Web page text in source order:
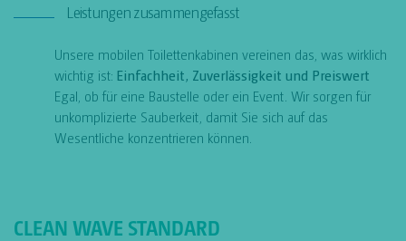
Leistungen zusammengefasst
Unsere mobilen Toilettenkabinen vereinen das, was wirklich
wichtig ist: Einfachheit, Zuverlässigkeit und Preiswert
Egal, ob für eine Baustelle oder ein Event. Wir sorgen für
unkomplizierte Sauberkeit, damit Sie sich auf das
Wesentliche konzentrieren können.
CLEAN WAVE STANDARD